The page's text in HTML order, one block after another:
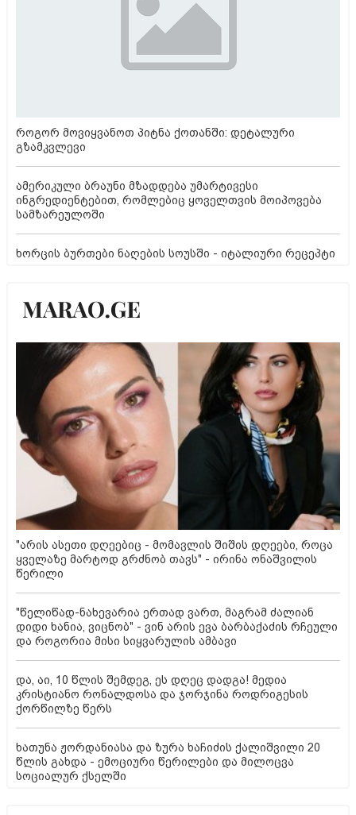
როგორ მოვიყვანოთ პიტნა ქოთანში: დეტალური
გზამკვლევი
ამერიკული ბრაუნი მზადდება უმარტივესი
ინგრედიენტებით, რომლებიც ყოველთვის მოიპოვება
სამზარეულოში
ხორცის ბურთები ნაღების სოუსში - იტალიური რეცეპტი
"არის ასეთი დღეებიც - მომავლის შიშის დღეები, როცა
ყველაზე მარტოდ გრძნობ თავს" - ირინა ონაშვილის
წერილი
"წელიწად-ნახევარია ერთად ვართ, მაგრამ ძალიან
დიდი ხანია, ვიცნობ" - ვინ არის ევა ბარბაქაძის რჩეული
და როგორია მისი სიყვარულის ამბავი
და, აი, 10 წლის შემდეგ, ეს დღეც დადგა! მედია
კრისტიანო რონალდოსა და ჯორჯინა როდრიგესის
ქორწილზე წერს
ხათუნა ჟორდანიასა და ზურა ხაჩიძის ქალიშვილი 20
წლის გახდა - ემოციური წერილები და მილოცვა
სოციალურ ქსელში